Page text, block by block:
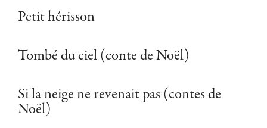
Petit hérisson
Tombé du ciel (conte de Noël)
Si la neige ne revenait pas (contes de
Noël)